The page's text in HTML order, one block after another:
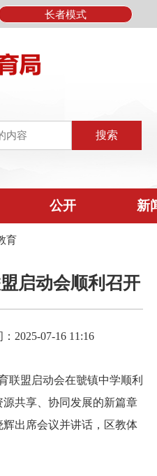
长者模式
公开 新
育
启动会顺利召开
2025-07-16 11:16
联盟启动会在虢镇中学顺利
共享、协同发展的新篇章
出席会议并讲话，区教体